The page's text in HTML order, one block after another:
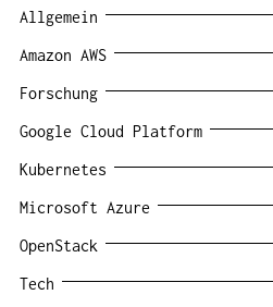
Allgemein
Amazon AWS
Forschung
Google Cloud Platform
Kubernetes
Microsoft Azure
OpenStack
Tech